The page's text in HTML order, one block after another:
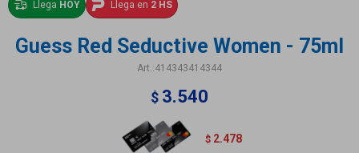
Llega HOY Llega en 2 HS
Guess Red Seductive Women - 75ml
414343414344
$ 3.540
$ 2.478